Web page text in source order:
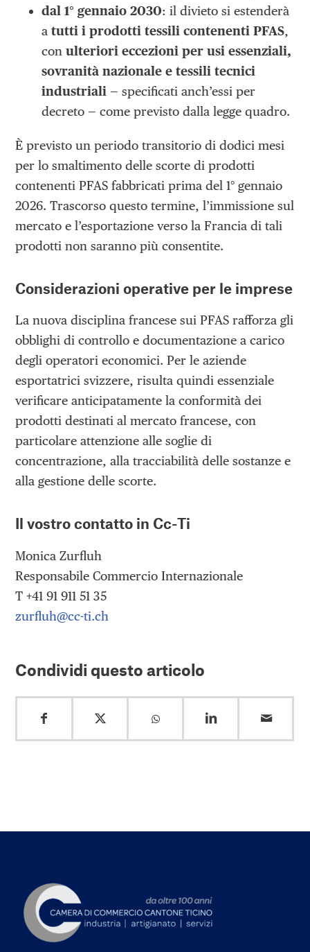
dal 1° gennaio 2030: il divieto si estenderà
atutti i prodotti tessili contenenti PFAS,
conulteriori eccezioni per usi essenziali,
sovranità nazionale e tessili tecnici
industriali — specificati anch’essi per
decreto — come previsto dalla legge quadro.
È previsto un periodo transitorio di dodici mesi
per lo smaltimento delle scorte di prodotti
contenenti PFAS fabbricati prima del 1° gennaio
2026. Trascorso questo termine, l’immissione sul
mercato e l’esportazione verso la Francia di tali
prodotti non saranno più consentite.
Considerazioni operative per le imprese
La nuova disciplina francese sui PFAS rafforza gli
obblighi di controllo e documentazione a carico
degli operatori economici. Per le aziende
esportatrici svizzere, risulta quindi essenziale
verificare anticipatamente la conformità dei
prodotti destinati al mercato francese, con
particolare attenzione alle soglie di
concentrazione, alla tracciabilità delle sostanze e
alla gestione delle scorte.
Il vostro contatto in Cc-Ti
Monica Zurfluh
Responsabile Commercio Internazionale
T +41 91 911 51 35
zurfluh@cc-ti.ch
Condividi questo articolo